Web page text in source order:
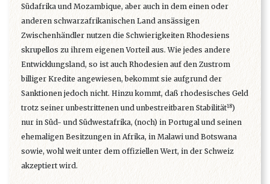
Südafrika und Mozambique, aber auch in dem einen oder
anderen schwarzafrikanischen Land ansässigen
Zwischenhändler nutzen die Schwierigkeiten Rhodesiens
skrupellos zu ihrem eigenen Vorteil aus. Wie jedes andere
Entwicklungsland, so ist auch Rhodesien auf den Zustrom
billiger Kredite angewiesen, bekommt sie aufgrund der
Sanktionen jedoch nicht. Hinzu kommt, daß rhodesisches Geld
trotz seiner unbestrittenen und unbestreitbaren Stabilität18)
nur in Süd- und Südwestafrika, (noch) in Portugal und seinen
ehemaligen Besitzungen in Afrika, in Malawi und Botswana
sowie, wohl weit unter dem offiziellen Wert, in der Schweiz
akzeptiert wird.